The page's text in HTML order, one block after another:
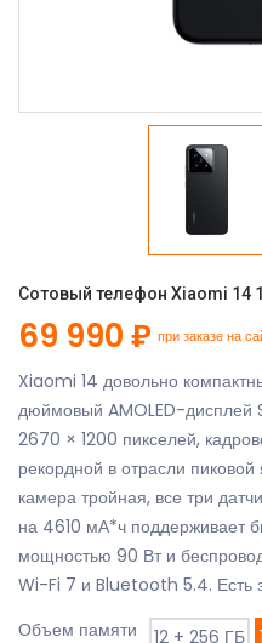
Сотовый телефон Xiaomi 14
69 990 ₽ при заказе на
Xiaomi 14 довольно
дюймовый AMOLED-дисплей
2670 × 1200 пикселей,
рекордной в отрасли
камера тройная, все три
на 4610 мА*ч поддерживает
мощностью 90 Вт и
Wi-Fi 7 и Bluetooth 5.4. Есть
Объем памяти
12 + 256 ГБ